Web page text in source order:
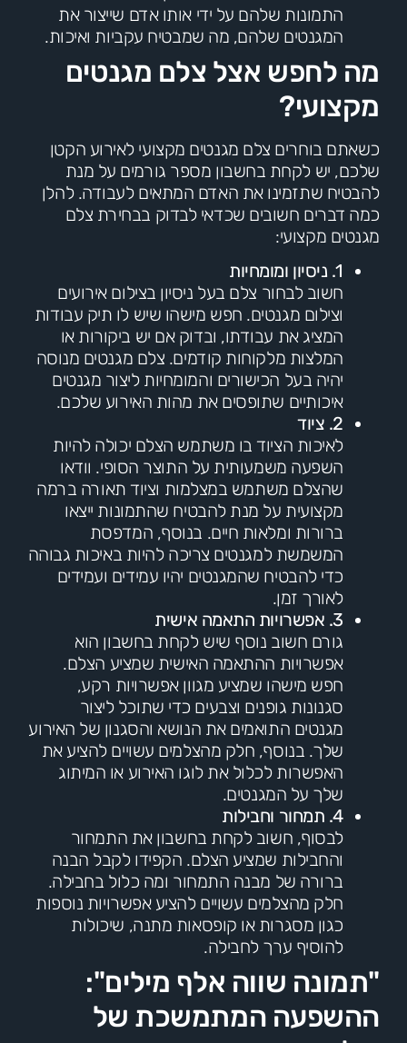
התמונות שלהם על ידי אותו אדם שייצור את
המגנטים שלהם, מה שמבטיח עקביות ואיכות.
מה לחפש אצל צלם מגנטים
מקצועי?
כשאתם בוחרים צלם מגנטים מקצועי לאירוע הקטן
שלכם, יש לקחת בחשבון מספר גורמים על מנת
להבטיח שתזמינו את האדם המתאים לעבודה. להלן
כמה דברים חשובים שכדאי לבדוק בבחירת צלם
מגנטים מקצועי:
1. ניסיון ומומחיות
חשוב לבחור צלם בעל ניסיון בצילום אירועים
וצילום מגנטים. חפש מישהו שיש לו תיק עבודות
המציג את עבודתו, ובדוק אם יש ביקורות או
המלצות מלקוחות קודמים. צלם מגנטים מנוסה
יהיה בעל הכישורים והמומחיות ליצור מגנטים
איכותיים שתופסים את מהות האירוע שלכם.
2. ציוד
לאיכות הציוד בו משתמש הצלם יכולה להיות
השפעה משמעותית על התוצר הסופי. וודאו
שהצלם משתמש במצלמות וציוד תאורה ברמה
מקצועית על מנת להבטיח שהתמונות ייצאו
ברורות ומלאות חיים. בנוסף, המדפסת
המשמשת למגנטים צריכה להיות באיכות גבוהה
כדי להבטיח שהמגנטים יהיו עמידים ועמידים
לאורך זמן.
3. אפשרויות התאמה אישית
גורם חשוב נוסף שיש לקחת בחשבון הוא
אפשרויות ההתאמה האישית שמציע הצלם.
חפש מישהו שמציע מגוון אפשרויות רקע,
סגנונות גופנים וצבעים כדי שתוכל ליצור
מגנטים התואמים את הנושא והסגנון של האירוע
שלך. בנוסף, חלק מהצלמים עשויים להציע את
האפשרות לכלול את לוגו האירוע או המיתוג
שלך על המגנטים.
4. תמחור וחבילות
לבסוף, חשוב לקחת בחשבון את התמחור
והחבילות שמציע הצלם. הקפידו לקבל הבנה
ברורה של מבנה התמחור ומה כלול בחבילה.
חלק מהצלמים עשויים להציע אפשרויות נוספות
כגון מסגרות או קופסאות מתנה, שיכולות
להוסיף ערך לחבילה.
"תמונה שווה אלף מילים":
ההשפעה המתמשכת של